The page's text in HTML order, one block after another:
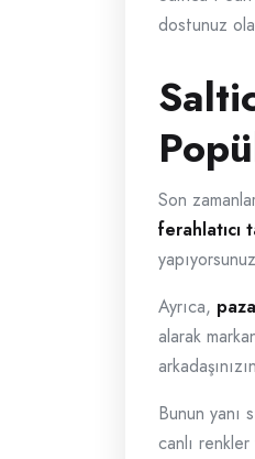
dostunuz
Son
ferahlatıcı
Ayrıca,
alarak
Bunun yanı
canlı